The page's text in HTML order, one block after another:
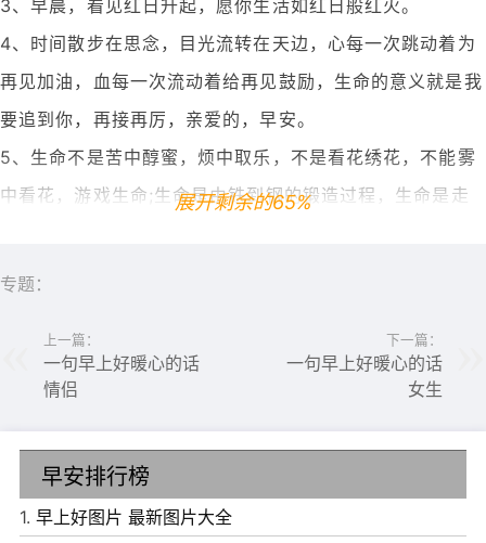
3、早晨，看见红日升起，愿你生活如红日般红火。
4、时间散步在思念，目光流转在天边，心每一次跳动着为
再见加油，血每一次流动着给再见鼓励，生命的意义就是我
要追到你，再接再厉，亲爱的，早安。
5、生命不是苦中醇蜜，烦中取乐，不是看花绣花，不能雾
中看花，游戏生命;生命是由铁到钢的锻造过程，生命是走
安!
展开剩余的65%
专题：
上一篇：
一句早上好暖心的话
情侣
下一篇：
一句早上好暖心的话
女生
早安排行榜
1. 早上好图片 最新图片大全